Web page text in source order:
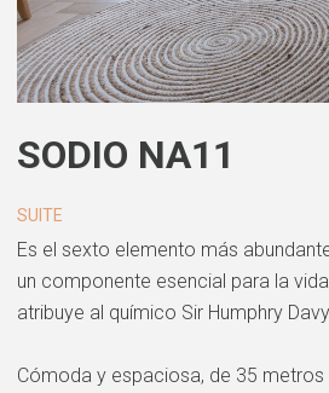
SODIO NA11
SUITE
Es el sexto elemento más
un componente esencial para la
atribuye al químico Sir Humphry
Cómoda y espaciosa, de 35